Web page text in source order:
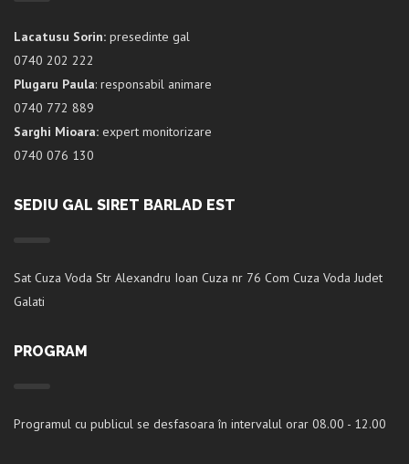
Lacatusu Sorin: presedinte gal
0740 202 222
Plugaru Paula: responsabil animare
0740 772 889
Sarghi Mioara: expert monitorizare
0740 076 130
SEDIU GAL SIRET BARLAD EST
Sat Cuza Voda Str Alexandru Ioan Cuza nr 76 Com Cuza Voda Judet
Galati
PROGRAM
Programul cu publicul se desfasoara în intervalul orar 08.00 - 12.00